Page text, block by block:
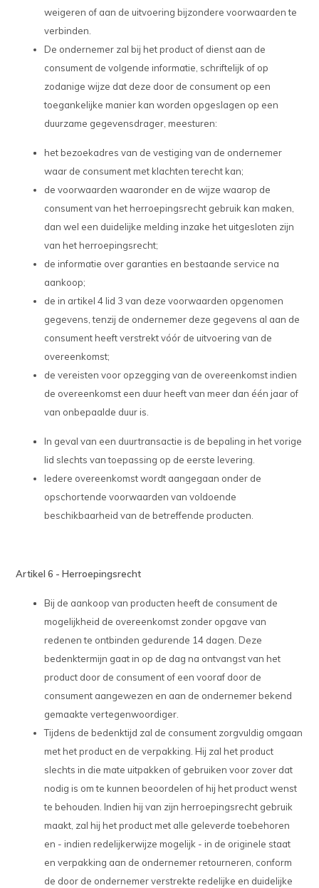
weigeren of aan de uitvoering bijzondere voorwaarden te
verbinden.
De ondernemer zal bij het product of dienst aan de
consument de volgende informatie, schriftelijk of op
zodanige wijze dat deze door de consument op een
toegankelijke manier kan worden opgeslagen op een
duurzame gegevensdrager, meesturen:
het bezoekadres van de vestiging van de ondernemer
waar de consument met klachten terecht kan;
de voorwaarden waaronder en de wijze waarop de
consument van het herroepingsrecht gebruik kan maken,
dan wel een duidelijke melding inzake het uitgesloten zijn
van het herroepingsrecht;
de informatie over garanties en bestaande service na
aankoop;
de in artikel 4 lid 3 van deze voorwaarden opgenomen
gegevens, tenzij de ondernemer deze gegevens al aan de
consument heeft verstrekt vóór de uitvoering van de
overeenkomst;
de vereisten voor opzegging van de overeenkomst indien
de overeenkomst een duur heeft van meer dan één jaar of
van onbepaalde duur is.
In geval van een duurtransactie is de bepaling in het vorige
lid slechts van toepassing op de eerste levering.
Iedere overeenkomst wordt aangegaan onder de
opschortende voorwaarden van voldoende
beschikbaarheid van de betreffende producten.
Artikel 6 - Herroepingsrecht
Bij de aankoop van producten heeft de consument de
mogelijkheid de overeenkomst zonder opgave van
redenen te ontbinden gedurende 14 dagen. Deze
bedenktermijn gaat in op de dag na ontvangst van het
product door de consument of een vooraf door de
consument aangewezen en aan de ondernemer bekend
gemaakte vertegenwoordiger.
Tijdens de bedenktijd zal de consument zorgvuldig omgaan
met het product en de verpakking. Hij zal het product
slechts in die mate uitpakken of gebruiken voor zover dat
nodig is om te kunnen beoordelen of hij het product wenst
te behouden. Indien hij van zijn herroepingsrecht gebruik
maakt, zal hij het product met alle geleverde toebehoren
en - indien redelijkerwijze mogelijk - in de originele staat
en verpakking aan de ondernemer retourneren, conform
de door de ondernemer verstrekte redelijke en duidelijke